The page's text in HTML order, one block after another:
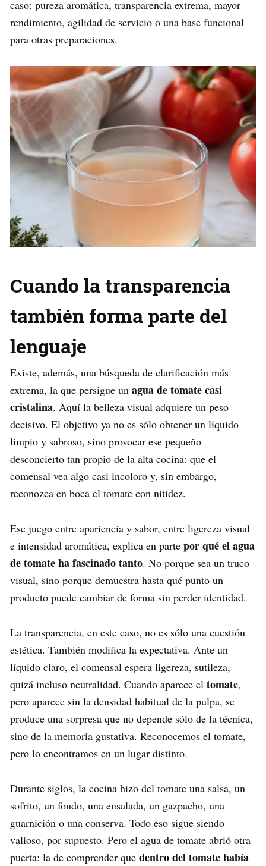
caso: pureza aromática, transparencia extrema, mayor
rendimiento, agilidad de servicio o una base funcional
para otras preparaciones.
Cuando la transparencia
también forma parte del
lenguaje
Existe, además, una búsqueda de clarificación más
extrema, la que persigue un agua de tomate casi
cristalina. Aquí la belleza visual adquiere un peso
decisivo. El objetivo ya no es sólo obtener un líquido
limpio y sabroso, sino provocar ese pequeño
desconcierto tan propio de la alta cocina: que el
comensal vea algo casi incoloro y, sin embargo,
reconozca en boca el tomate con nitidez.
Ese juego entre apariencia y sabor, entre ligereza visual
e intensidad aromática, explica en parte por qué el agua
de tomate ha fascinado tanto. No porque sea un truco
visual, sino porque demuestra hasta qué punto un
producto puede cambiar de forma sin perder identidad.
La transparencia, en este caso, no es sólo una cuestión
estética. También modifica la expectativa. Ante un
líquido claro, el comensal espera ligereza, sutileza,
quizá incluso neutralidad. Cuando aparece el tomate,
pero aparece sin la densidad habitual de la pulpa, se
produce una sorpresa que no depende sólo de la técnica,
sino de la memoria gustativa. Reconocemos el tomate,
pero lo encontramos en un lugar distinto.
Durante siglos, la cocina hizo del tomate una salsa, un
sofrito, un fondo, una ensalada, un gazpacho, una
guarnición o una conserva. Todo eso sigue siendo
valioso, por supuesto. Pero el agua de tomate abrió otra
puerta: la de comprender que dentro del tomate había